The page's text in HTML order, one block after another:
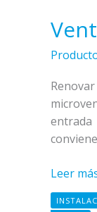
entrada
en
PVC
Leer